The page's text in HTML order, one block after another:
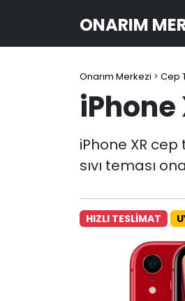
ONARIM
Onarım Merkezi > Cep
iPhone
iPhone XR
sıvı teması
HIZLI TESLİMAT